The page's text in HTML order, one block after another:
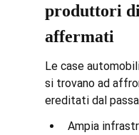
produttori
affermati
Le case
si trovano ad
ereditati dal
Ampia